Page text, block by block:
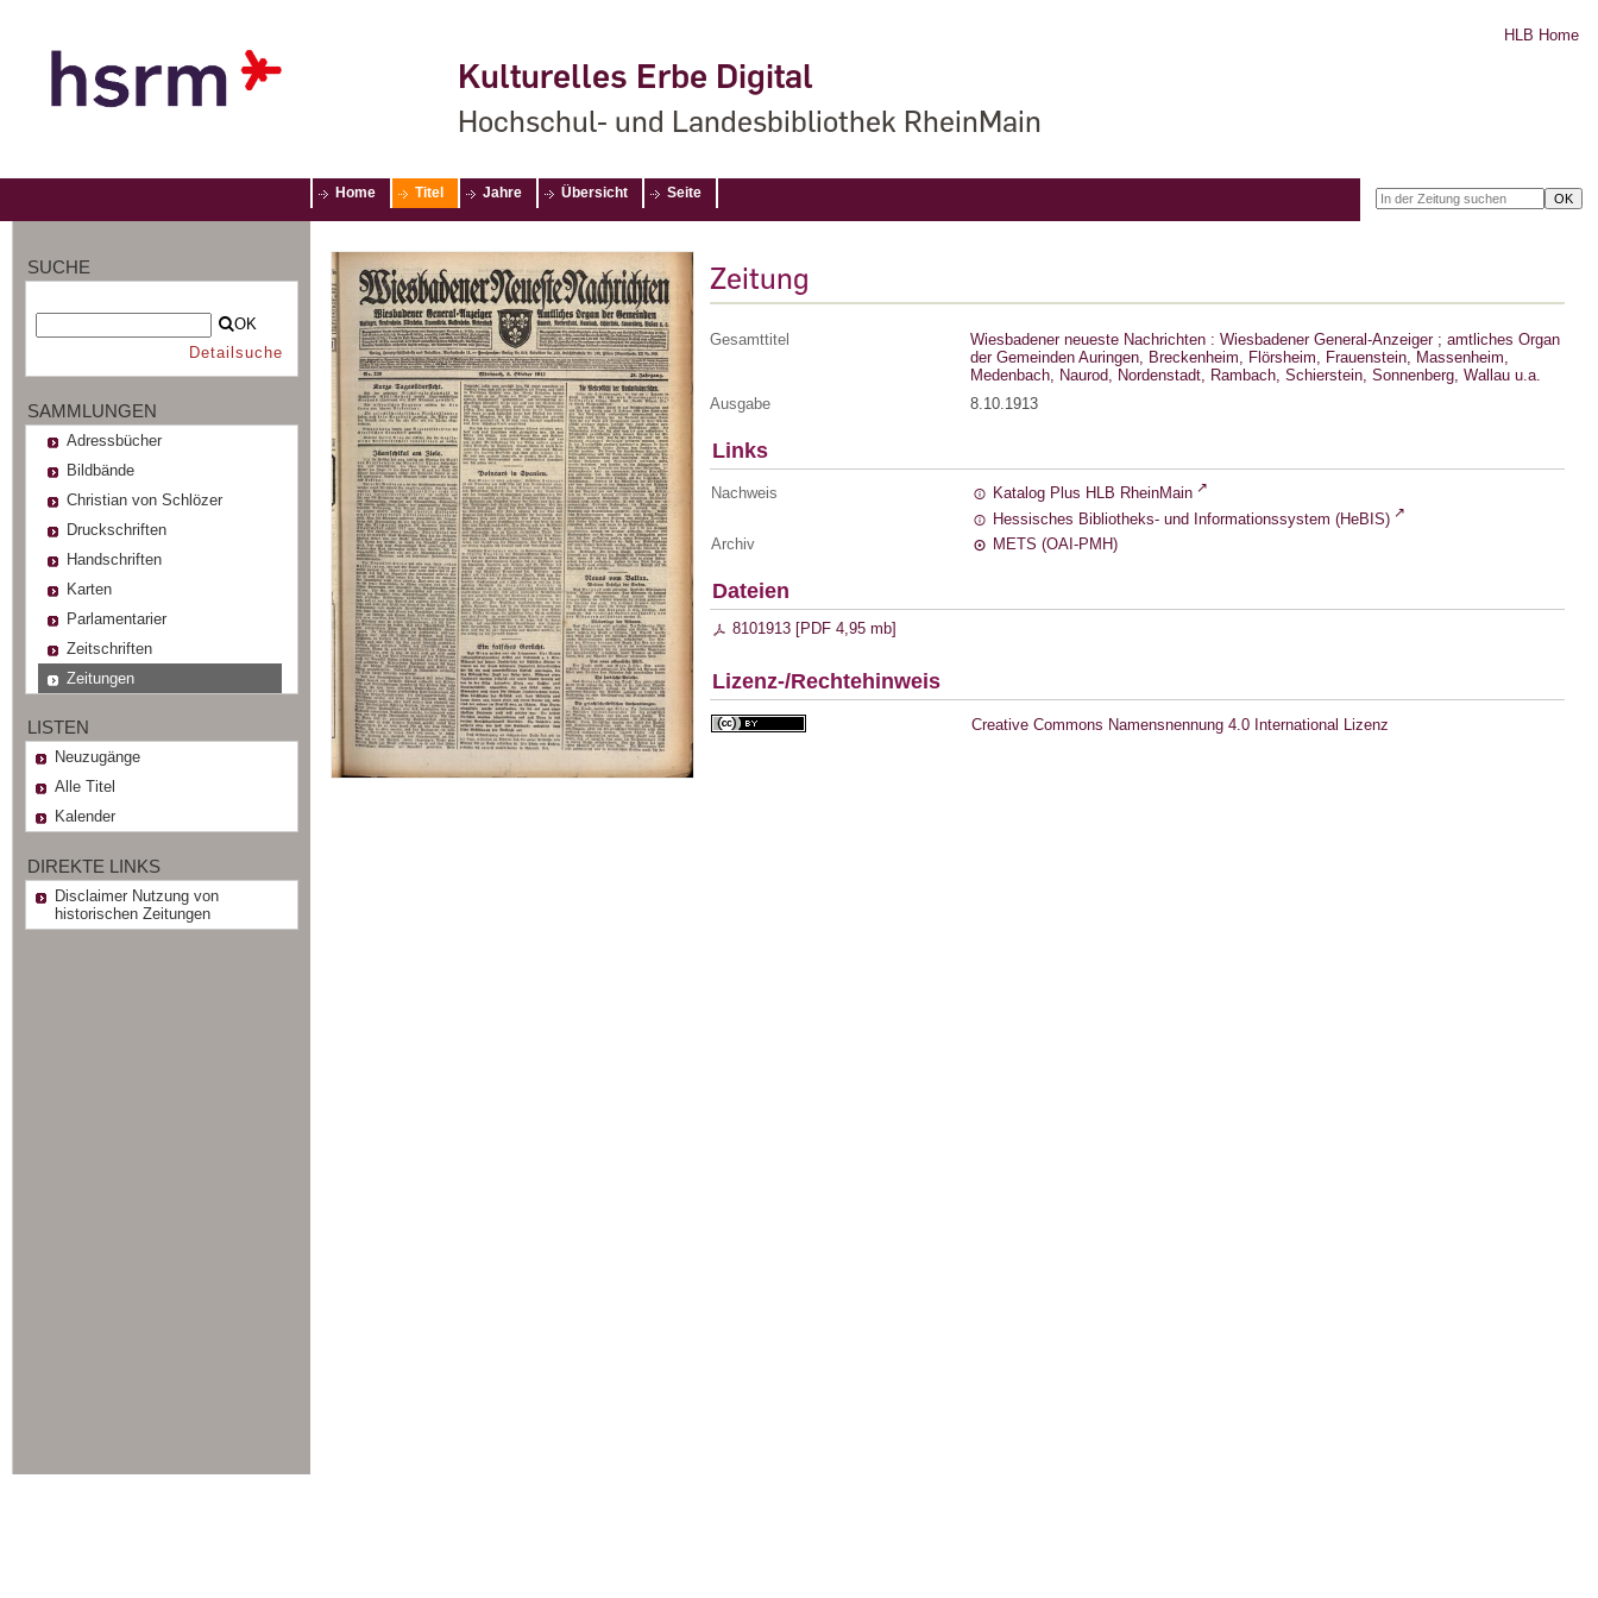
Kulturelles Erbe Digital
Hochschul- und Landesbibliothek RheinMain
HLB Home
Home Titel Jahre Übersicht Seite
SUCHE
OK
Detailsuche
SAMMLUNGEN
Adressbücher
Bildbände
Christian von Schlözer
Druckschriften
Handschriften
Karten
Parlamentarier
Zeitschriften
Zeitungen
LISTEN
Neuzugänge
Alle Titel
Kalender
DIREKTE LINKS
Disclaimer Nutzung von
historischen Zeitungen
Zeitung
Gesamttitel
Wiesbadener neueste Nachrichten : Wiesbadener General-Anzeiger ; amtliches Organ
der Gemeinden Auringen, Breckenheim, Flörsheim, Frauenstein, Massenheim,
Medenbach, Naurod, Nordenstadt, Rambach, Schierstein, Sonnenberg, Wallau u.a.
Ausgabe
8.10.1913
Links
Nachweis
Katalog Plus HLB RheinMain
Hessisches Bibliotheks- und Informationssystem (HeBIS)
Archiv
METS (OAI-PMH)
Dateien
8101913 [PDF 4,95 mb]
Lizenz-/Rechtehinweis
Creative Commons Namensnennung 4.0 International Lizenz